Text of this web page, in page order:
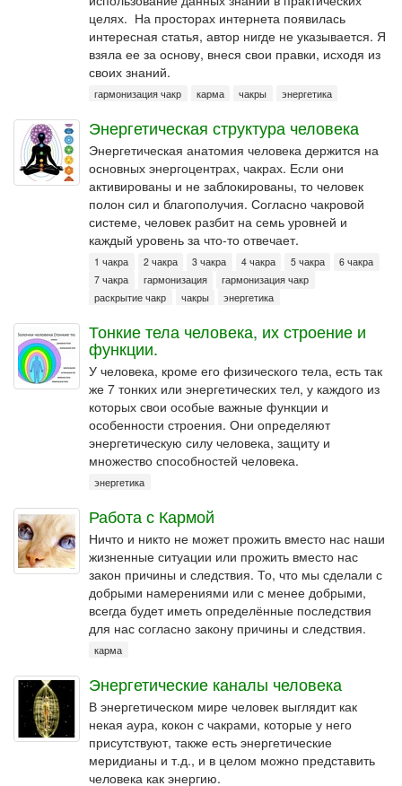
целях. На просторах интернета появилась
интересная статья, автор нигде не указывается. Я
взяла ее за основу, внеся свои правки, исходя из
своих знаний.
гармонизация чакр карма чакры энергетика
Энергетическая структура человека
Энергетическая анатомия человека держится на
основных энергоцентрах, чакрах. Если они
активированы и не заблокированы, то человек
полон сил и благополучия. Согласно чакровой
системе, человек разбит на семь уровней и
каждый уровень за что-то отвечает.
1 чакра 2 чакра 3 чакра 4 чакра 5 чакра
6 чакра
7 чакра
гармонизация
гармонизация чакр
раскрытие чакр
чакры энергетика
Тонкие тела человека, их строение и
функции.
У человека, кроме его физического тела, есть так
же 7 тонких или энергетических тел, у каждого из
которых свои особые важные функции и
особенности строения. Они определяют
энергетическую силу человека, защиту и
множество способностей человека.
энергетика
Работа с Кармой
Ничто и никто не может прожить вместо нас наши
жизненные ситуации или прожить вместо нас
закон причины и следствия. То, что мы сделали с
добрыми намерениями или с менее добрыми,
всегда будет иметь определённые последствия
для нас согласно закону причины и следствия.
карма
Энергетические каналы человека
В энергетическом мире человек выглядит как
некая аура, кокон с чакрами, которые у него
присутствуют, также есть энергетические
меридианы и т.д., и в целом можно представить
человека как энергию.